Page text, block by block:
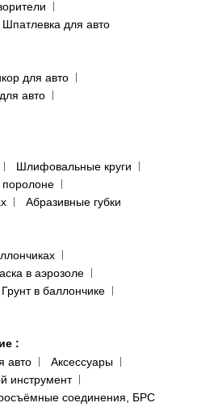
Шпатлевка для авто
для авто
авто
Шлифовальные круги
Абразивные губки
в аэрозоле
Грунт в баллончике
:
авто
Аксессуары
инструмент
соединения, БРС